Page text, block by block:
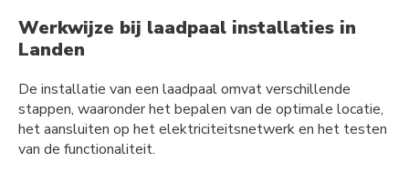
Werkwijze bij laadpaal installaties in
Landen
De installatie van een laadpaal omvat verschillende
stappen, waaronder het bepalen van de optimale locatie,
het aansluiten op het elektriciteitsnetwerk en het testen
van de functionaliteit.